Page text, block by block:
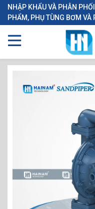
NHẬP KHẨU VÀ PHÂN
PHẨM, PHỤ TÙNG BƠM VÀ